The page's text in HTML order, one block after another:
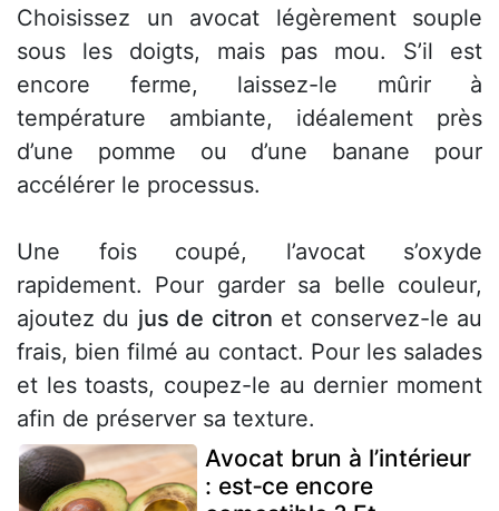
Choisissez un avocat légèrement souple
sous les doigts, mais pas mou. S’il est
encore ferme, laissez-le mûrir à
température ambiante, idéalement près
d’une pomme ou d’une banane pour
accélérer le processus.
Une fois coupé, l’avocat s’oxyde
rapidement. Pour garder sa belle couleur,
ajoutez du jus de citron et conservez-le au
frais, bien filmé au contact. Pour les salades
et les toasts, coupez-le au dernier moment
afin de préserver sa texture.
Avocat brun à l’intérieur
: est‑ce encore